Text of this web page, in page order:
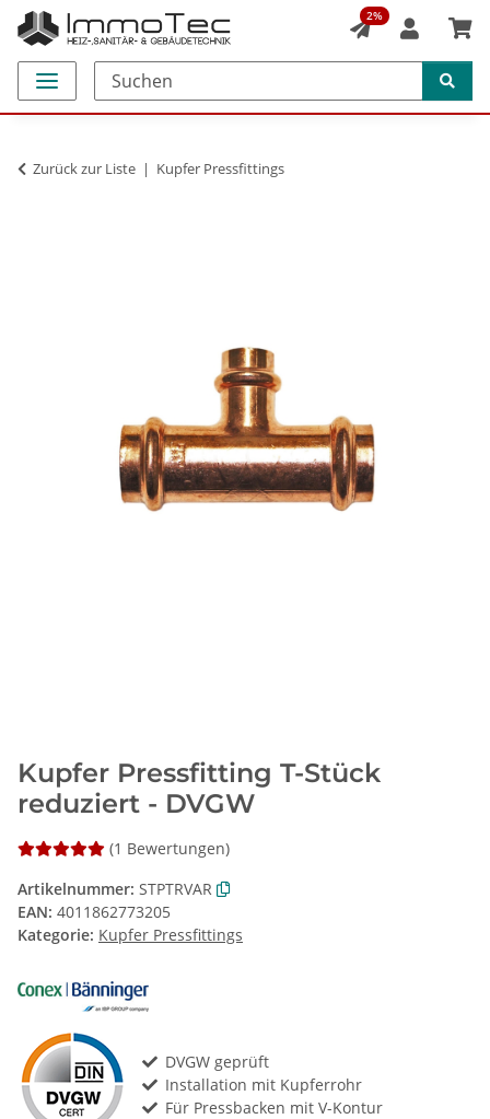
2%
Zurück zur Liste Kupfer Pressfittings
Kupfer Pressfitting T-Stück
reduziert - DVGW
(1 Bewertungen)
Artikelnummer: STPTRVAR
EAN: 4011862773205
Kategorie: Kupfer Pressfittings
DVGW geprüft
Installation mit Kupferrohr
Für Pressbacken mit V-Kontur